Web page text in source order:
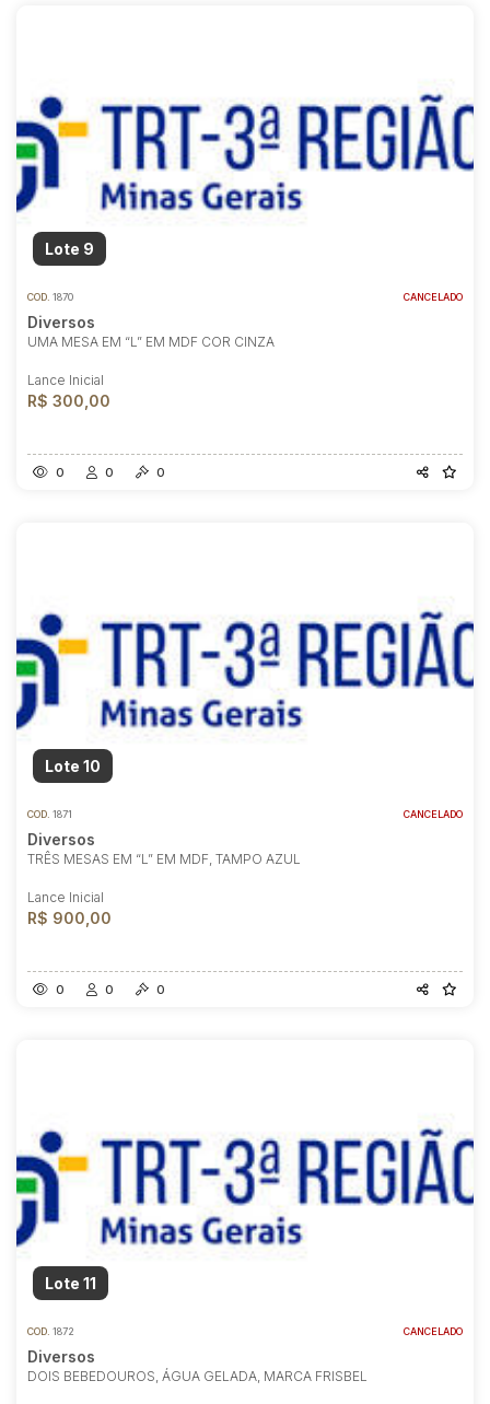
Lote 9
COD. 1870 CANCELADO
Diversos
UMA MESA EM “L” EM MDF COR CINZA
Lance Inicial
R$ 300,00
0 0 0
Lote 10
COD. 1871 CANCELADO
Diversos
TRÊS MESAS EM “L” EM MDF, TAMPO AZUL
Lance Inicial
R$ 900,00
0 0 0
Lote 11
COD. 1872 CANCELADO
Diversos
DOIS BEBEDOUROS, ÁGUA GELADA, MARCA FRISBEL